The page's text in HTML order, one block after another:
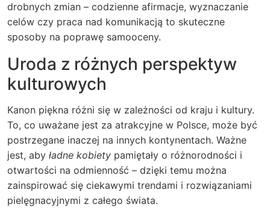
drobnych zmian – codzienne afirmacje, wyznaczanie
celów czy praca nad komunikacją to skuteczne
sposoby na poprawę samooceny.
Uroda z różnych perspektyw
kulturowych
Kanon piękna różni się w zależności od kraju i kultury.
To, co uważane jest za atrakcyjne w Polsce, może być
postrzegane inaczej na innych kontynentach. Ważne
jest, aby ładne kobiety pamiętały o różnorodności i
otwartości na odmienność – dzięki temu można
zainspirować się ciekawymi trendami i rozwiązaniami
pielęgnacyjnymi z całego świata.